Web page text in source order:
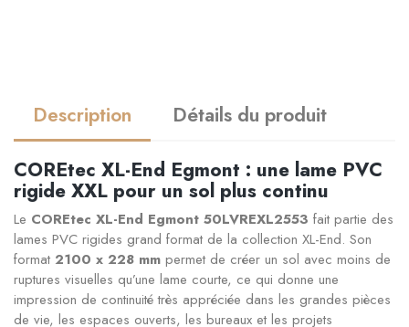
Description Détails du produit
COREtec XL-End Egmont : une lame PVC
rigide XXL pour un sol plus continu
Le COREtec XL-End Egmont 50LVREXL2553 fait partie des
lames PVC rigides grand format de la collection XL-End. Son
format 2100 x 228 mm permet de créer un sol avec moins de
ruptures visuelles qu’une lame courte, ce qui donne une
impression de continuité très appréciée dans les grandes pièces
de vie, les espaces ouverts, les bureaux et les projets